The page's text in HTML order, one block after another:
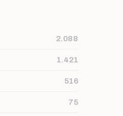
2.088
1.421
516
75